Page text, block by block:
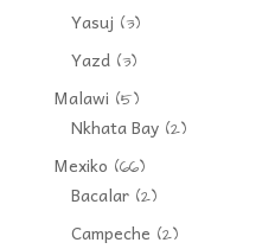
Yasuj (3)
Yazd(3)
Malawi (5)
Nkhata Bay(2)
Mexiko (66)
Bacalar(2)
Campeche (2)